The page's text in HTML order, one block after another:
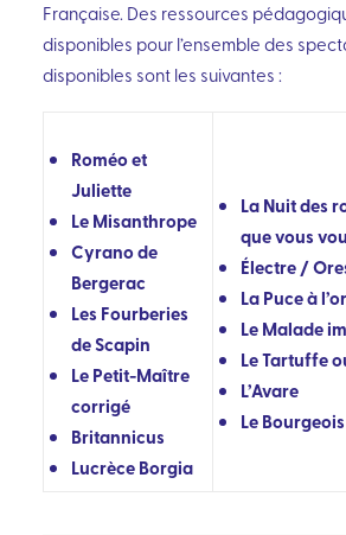
Française. Des ressources
disponibles pour l’ensemble des
disponibles sont les suivantes :
Roméo et
Juliette
Le Misanthrope
Cyrano de
Bergerac
Les Fourberies
de Scapin
Le Petit-Maître
corrigé
Britannicus
Lucrèce Borgia
La Nuit des
que vous
Électre /
La Puce à
Le Malade
Le Tartuffe
L’Avare
Le